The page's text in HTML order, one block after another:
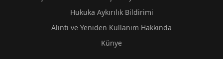
Hukuka Aykırılık Bildirimi
Alıntı ve Yeniden Kullanım Hakkında
Künye